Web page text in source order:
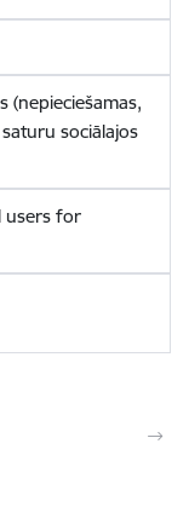
(nepieciešamas,
sociālajos
users for